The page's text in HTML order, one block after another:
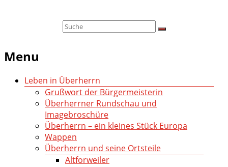
Menu
Leben in Überherrn
Grußwort der Bürgermeisterin
Überherrner Rundschau und
Imagebroschüre
Überherrn – ein kleines Stück Europa
Wappen
Überherrn und seine Ortsteile
Altforweiler